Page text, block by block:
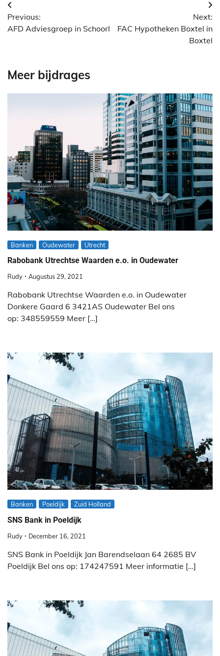
Berichtnavigatie
Previous:
AFD Adviesgroep in Schoorl
Next:
FAC Hypotheken Boxtel in
Boxtel
Meer bijdrages
Banken Oudewater Utrecht
Rabobank Utrechtse Waarden e.o. in Oudewater
Rudy Augustus 29, 2021
Rabobank Utrechtse Waarden e.o. in Oudewater
Donkere Gaard 6 3421AS Oudewater Bel ons
op: 348559559 Meer […]
Banken Poeldijk Zuid Holland
SNS Bank in Poeldijk
Rudy December 16, 2021
SNS Bank in Poeldijk Jan Barendselaan 64 2685 BV
Poeldijk Bel ons op: 174247591 Meer informatie […]